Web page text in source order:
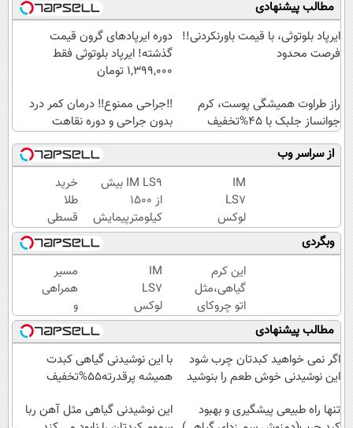
مطالب پیشنهادی
ایرپاد بلوتوثی، با قیمت باورنکردنی!!
فرصت محدود
دوره ایرپاد‌های گرون قیمت
گذشته! ایرپاد بلوتوثی فقط
1,399,000 تومان
راز طراوت همیشگی پوست، کرم
جوانساز جلبک با 45%تخفیف
‼️جراحی ممنوع‼️ درمان کمر درد
بدون جراحی و دوره نقاهت
از سراسر وب
IM
LS7
لوکس
ترین
شاسی
بلند
برقی
ایران
IM LS9 بیش
از 1500
کیلومترپیمایش
با یکبار شارژ
خرید
طلا
قسطی
شد!!!!!!
وبگردی
این کرم
گیاهی،مثل
اتو چروکای
پوستتوصاف
میکنه!50%تخفیف
IM
LS7
لوکس
ترین
شاسی
بلند
برقی
مسیر
همراهی
و
گزارش
عملکرد
گروه
اسنپ
۱۴۰۴
مطالب پیشنهادی
اگر نمی خواهید کبدتان چرب شود
این نوشیدنی خوش طعم را بنوشید
با این نوشیدنی گیاهی کبدت
همیشه پرقدرته55%تخفیف
تنها راه طبیعی پیشگیری و بهبود
این نوشیدنی گیاهی مثل آهن ربا